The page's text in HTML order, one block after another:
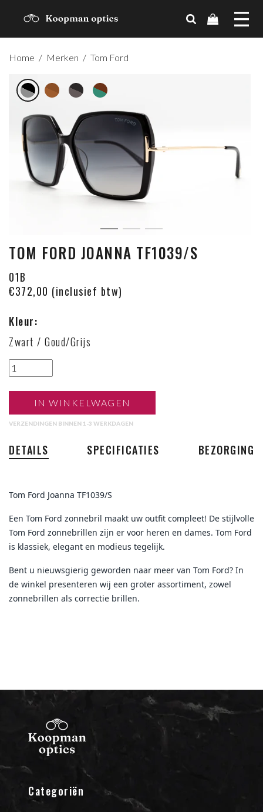
MERKEN
TRENDS
OVER ONS
CONTACT
ACCOUNT
Home / Merken / Tom Ford
TOM FORD JOANNA TF1039/S
01B
€372,00 (inclusief btw)
Kleur:
Zwart / Goud/Grijs
IN WINKELWAGEN
VERZENDINGEN BINNEN 1-3 WERKDAGEN
DETAILS SPECIFICATIES BEZORGING
Tom Ford Joanna TF1039/S
Een Tom Ford zonnebril maakt uw outfit compleet! De stijlvolle
Tom Ford zonnebrillen zijn er voor heren en dames. Tom Ford
is klassiek, elegant en modieus tegelijk.
Bent u nieuwsgierig geworden naar meer van Tom Ford? In
de winkel presenteren wij een groter assortiment, zowel
zonnebrillen als correctie brillen.
Categoriën